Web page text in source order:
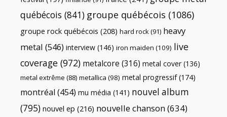
québécois (841) groupe québécois (1086)
groupe rock québécois (208) hard rock(91) heavy
metal (546) interview (146) iron maiden (109) live
coverage (972) metalcore (316) metal cover (136)
metal extrême (88) metallica (98) metal progressif(174)
montréal (454) mu média (141) nouvel album
(795) nouvel ep (216) nouvelle chanson(634)